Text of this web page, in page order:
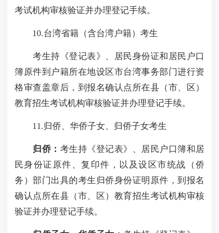
考试机构审核验证并办理登记手续。
10.台湾省籍（含台湾户籍）考生
考生持《登记表》、居民身份证和居民户口
簿原件到户籍所在地设区市台湾事务部门进行资
格审查盖章后，到报名确认点所在县（市、区）
教育招生考试机构审核验证并办理登记手续。
11.归侨、华侨子女、归侨子女考生
归侨： 考生持《登记表》、居民户口簿和居
民身份证原件、复印件，以及设区市统战（侨
务）部门出具的考生归侨身份证明原件，到报名
确认点所在县（市、区）教育招生考试机构审核
验证并办理登记手续。